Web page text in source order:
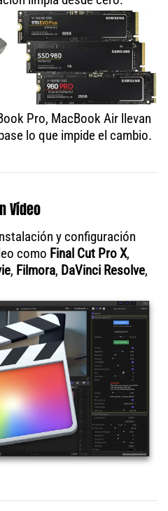
Pro, MacBook Air llevan
lo que impide el cambio.
Vídeo
y configuración
como Final Cut Pro X,
, Filmora, DaVinci Resolve,